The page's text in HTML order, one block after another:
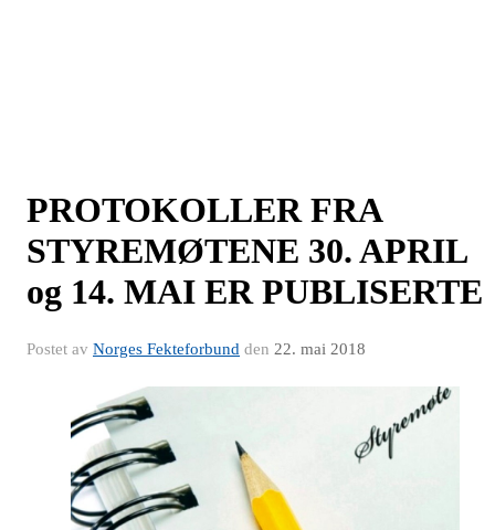
PROTOKOLLER FRA
STYREMØTENE 30. APRIL
og 14. MAI ER PUBLISERTE
Postet av Norges Fekteforbund den 22. mai 2018